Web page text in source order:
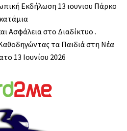
Εκδήλωση 13 ιουνιου Πάρκο
Ασφάλεια στο Διαδίκτυο .
τα Παιδιά στη Νέα
13 Ιουνίου 2026